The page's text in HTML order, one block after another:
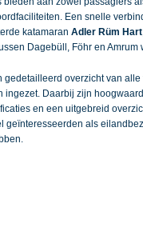
Een snelle
katamaran Adler Rüm Hart
Dagebüll, Föhr en Amrum
gedetailleerd overzicht van
ingezet. Daarbij zijn
en een uitgebreid
geïnteresseerden als